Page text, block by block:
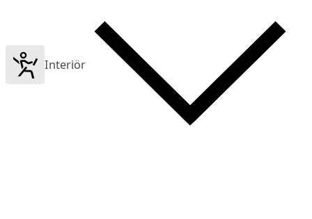
Interiör